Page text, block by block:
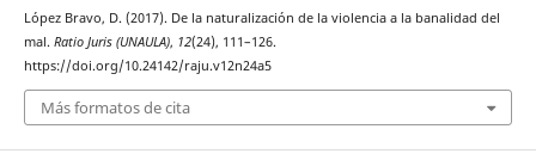
López Bravo, D. (2017). De la naturalización de la violencia a la banalidad del
mal. Ratio Juris (UNAULA), 12(24), 111–126.
https://doi.org/10.24142/raju.v12n24a5
Más formatos de cita